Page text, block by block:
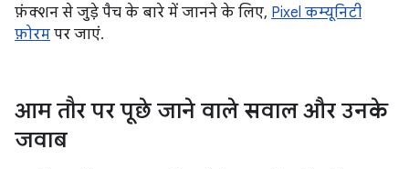
फ़ंक्शन से जुड़े पैच के बारे में जानने के लिए, Pixel कम्यूनिटी
फ़ोरम पर जाएं.
आम तौर पर पूछे जाने वाले सवाल और उनके
जवाब